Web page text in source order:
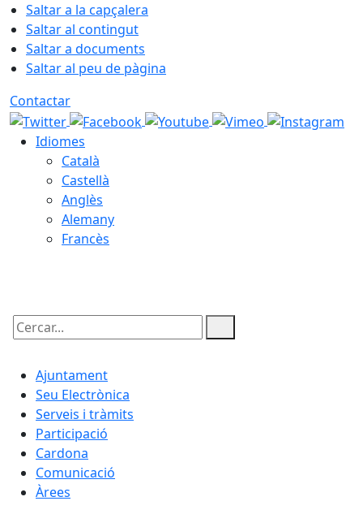
Saltar a la capçalera
Saltar al contingut
Saltar a documents
Saltar al peu de pàgina
Contactar
Idiomes
Català
Castellà
Anglès
Alemany
Francès
Cercar:
Ajuntament
Seu Electrònica
Serveis i tràmits
Participació
Cardona
Comunicació
Àrees